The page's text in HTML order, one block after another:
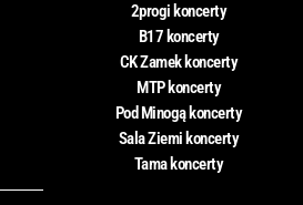
2progi koncerty
B17 koncerty
CK Zamek koncerty
MTP koncerty
Pod Minogą koncerty
Sala Ziemi koncerty
Tama koncerty